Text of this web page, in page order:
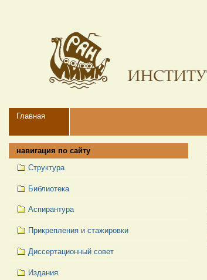
навигации
Navigation
Главная
навигация по сайту
Структура
Библиотека
Аспирантура
Прикрепления и стажировки
Диссертационный совет
Издания